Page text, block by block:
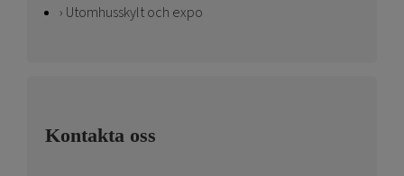
Utomhusskylt och expo
Kontakta oss